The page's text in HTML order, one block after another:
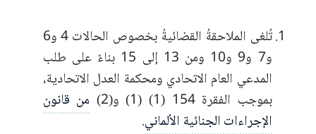
تُلغى الملاحقةُ القضائيةُ بخصوص الحالات 4 و6
و7 و9 و10 ومن 13 إلى 15 بناءً على طلب
المدعي العام الاتحادي ومحكمة العدل الاتحادية،
بموجب الفقرة 154 (1) (1) و(2)
من قانون
الإجراءات الجنائية الألماني.